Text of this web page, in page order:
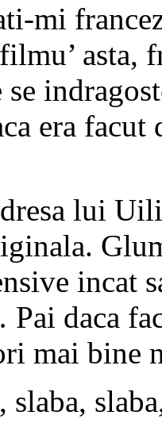
mi
asta,
era facut
lui
incat
daca
mai
slaba,